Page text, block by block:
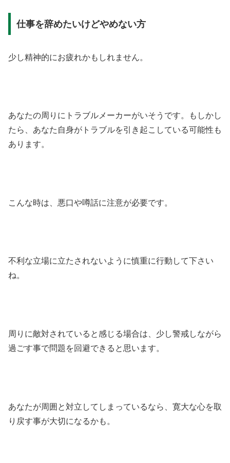
仕事を辞めたいけどやめない方
少し精神的にお疲れかもしれません。
あなたの周りにトラブルメーカーがいそうです。もしかし
たら、あなた自身がトラブルを引き起こしている可能性も
あります。
こんな時は、悪口や噂話に注意が必要です。
不利な立場に立たされないように慎重に行動して下さい
ね。
周りに敵対されていると感じる場合は、少し警戒しながら
過ごす事で問題を回避できると思います。
あなたが周囲と対立してしまっているなら、寛大な心を取
り戻す事が大切になるかも。